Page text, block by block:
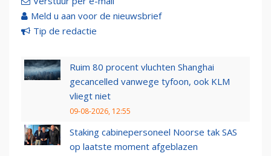
Meld u aan voor de nieuwsbrief
Tip de redactie
Ruim 80 procent vluchten Shanghai
gecancelled vanwege tyfoon, ook KLM
vliegt niet
09-08-2026, 12:55
Staking cabinepersoneel Noorse tak SAS
op laatste moment afgeblazen